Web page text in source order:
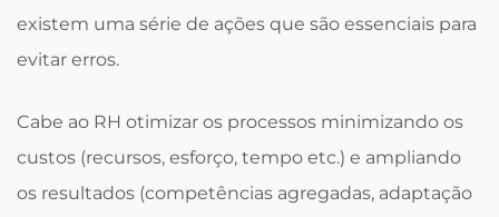
existem uma série de ações que são essenciais para
evitar erros.
Cabe ao RH otimizar os processos minimizando os
custos (recursos, esforço, tempo etc.) e ampliando
os resultados (competências agregadas, adaptação